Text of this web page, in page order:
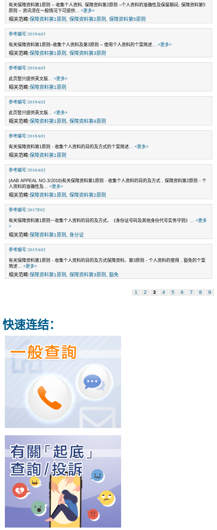
有关保障资料第1原则 – 收集个人资料, 保障资料第2原则 –个人资料的准确性及保留期间, 保障资料第5
原则 – 资讯须在一般情况下可提供 ... <更多>
相关范畴:保障资料第1原则 保障资料第2原则 保障资料第5原则
参考编号:2019A03
有关保障资料第1原则–收集个人资料及第3原则 – 使用个人资料的个案简述 ... <更多>
相关范畴:保障资料第1原则 保障资料第3原则
参考编号:2018A05
此页暂只提供英文版 ... <更多>
相关范畴:保障资料第1原则
参考编号:2019A02
此页暂只提供英文版 ... <更多>
相关范畴:保障资料第1原则 保障资料第4原则
参考编号:2018A01
有关保障资料第1原则 - 收集个人资料的目的及方式的个案简述 ... <更多>
相关范畴:保障资料第1原则
参考编号:2016A02
(AAB APPEAL NO.3/2016)有关保障资料第1原则 - 收集个人资料的目的及方式 , 保障资料第2原则 - 个
人资料的准确性及 ... <更多>
相关范畴:保障资料第1原则 保障资料第2原则
参考编号:2017E02
有关保障资料第1原则－收集个人资料的目的及方式、《身份证号码及其他身份代号实务守则》
... <更多
>
相关范畴:保障资料第1原则 身分证
参考编号:2015A02
有关保障资料第1原则 - 收集个人资料的目的及方式保障资料、第3原则 - 个人资料的使用 , 豁免的个案
简述 ... <更多>
相关范畴:保障资料第1原则 保障资料第3原则 豁免
1 2 3 4 5 6 7 8 9
快速连结：